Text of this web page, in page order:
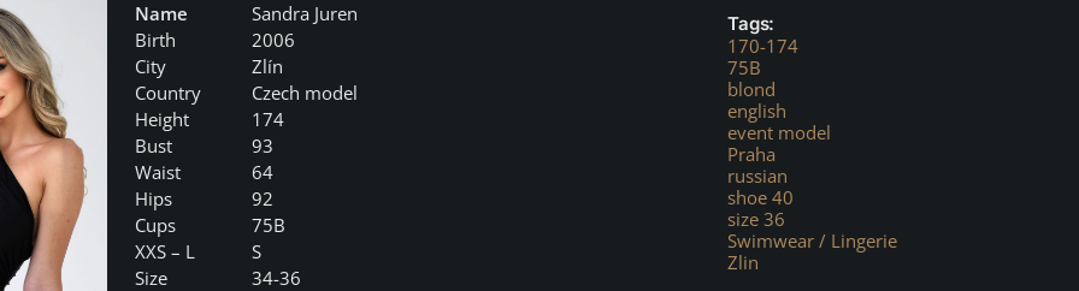
Name
Sandra Juren
Birth
2006
City
Zlín
Country
Czech model
Height
174
Bust
93
Waist
64
Hips
92
Cups
75B
XXS – L
S
Size
34-36
Tags:
170-174
75B
blond
english
event model
Praha
russian
shoe 40
size 36
Swimwear / Lingerie
Zlin